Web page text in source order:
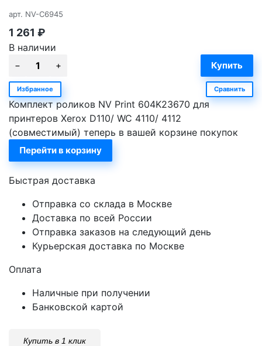
арт. NV-C6945
1 261 ₽
В наличии
Избранное Сравнить
Комплект роликов NV Print 604K23670 для
принтеров Xerox D110/ WC 4110/ 4112
(совместимый) теперь в вашей корзине покупок
Перейти в корзину
Быстрая доставка
Отправка со склада в Москве
Доставка по всей России
Отправка заказов на следующий день
Курьерская доставка по Москве
Оплата
Наличные при получении
Банковской картой
Купить в 1 клик